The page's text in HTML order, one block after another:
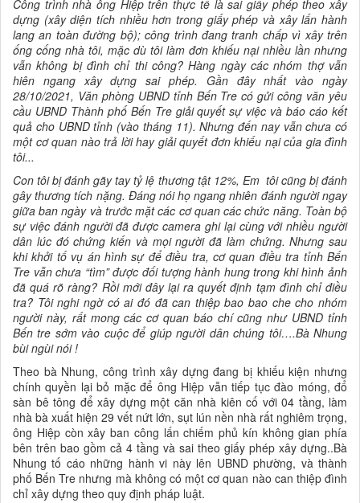
Công trình nhà ông Hiệp trên thực tế là sai giấy phép theo xây
dựng (xây diện tích nhiều hơn trong giấy phép và xây lấn hành
lang an toàn đường bộ); công trình đang tranh chấp vì xây trên
ống cống nhà tôi, mặc dù tôi làm đơn khiếu nại nhiều lần nhưng
vẫn không bị đình chỉ thi công? Hàng ngày các nhóm thợ vẫn
hiên ngang xây dựng sai phép. Gần đây nhất vào ngày
28/10/2021, Văn phòng UBND tỉnh Bến Tre có gửi công văn yêu
cầu UBND Thành phố Bến Tre giải quyết sự việc và báo cáo kết
quả cho UBND tỉnh (vào tháng 11). Nhưng đến nay vẫn chưa có
một cơ quan nào trả lời hay giải quyết đơn khiếu nại của gia đình
tôi...
Con tôi bị đánh gãy tay tỷ lệ thương tật 12%, Em tôi cũng bị đánh
gây thương tích nặng. Đáng nói họ ngang nhiên đánh người ngay
giữa ban ngày và trước mặt các cơ quan các chức năng. Toàn bộ
sự việc đánh người đã được camera ghi lại cùng với nhiều người
dân lúc đó chứng kiến và mọi người đã làm chứng. Nhưng sau
khi khởi tố vụ án hình sự để điều tra, cơ quan điều tra tỉnh Bến
Tre vẫn chưa “tìm” được đối tượng hành hung trong khi hình ảnh
đã quá rõ ràng? Rồi mới đây lại ra quyết định tạm đình chỉ điều
tra? Tôi nghi ngờ có ai đó đã can thiệp bao bao che cho nhóm
người này, rất mong các cơ quan báo chí cũng như UBND tỉnh
Bến tre sớm vào cuộc để giúp người dân chúng tôi….Bà Nhung
bùi ngùi nói !
Theo bà Nhung, công trình xây dựng đang bị khiếu kiện nhưng
chính quyền lại bỏ mặc để ông Hiệp vẫn tiếp tục đào móng, đổ
sàn bê tông để xây dựng một căn nhà kiên cố với 04 tầng, làm
nhà bà xuất hiện 29 vết nứt lớn, sụt lún nền nhà rất nghiêm trọng,
ông Hiệp còn xây ban công lấn chiếm phủ kín không gian phía
bên trên bao gồm cả 4 tầng và sai theo giấy phép xây dựng..Bà
Nhung tố cáo những hành vi này lên UBND phường, và thành
phố Bến Tre nhưng mà không có một cơ quan nào can thiệp đình
chỉ xây dựng theo quy định pháp luật.